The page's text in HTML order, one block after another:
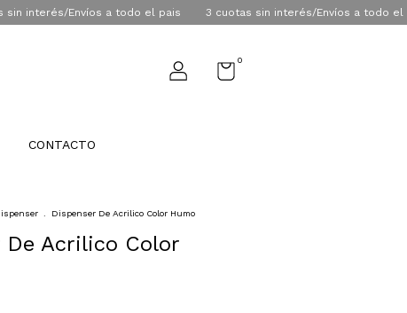
Envíos a todo el pais 3 cuotas sin interés/Envíos a todo el pais
0
CONTACTO
Dispenser De Acrilico Color Humo
De Acrilico Color